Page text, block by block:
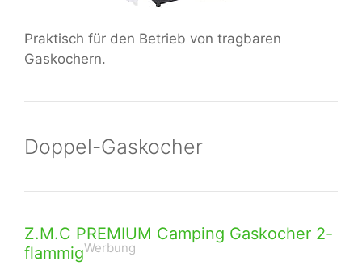
Praktisch für den Betrieb von tragbaren
Gaskochern.
Doppel-Gaskocher
Z.M.C PREMIUM Camping Gaskocher 2-
flammigWerbung